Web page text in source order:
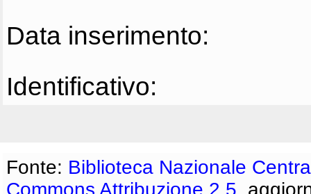
Data inserimento:
Identificativo:
Fonte: Biblioteca Nazionale
Commons Attribuzione 2.5 ,